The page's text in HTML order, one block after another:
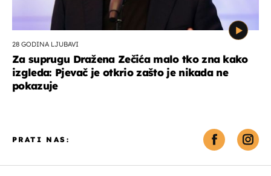
28 GODINA LJUBAVI
Za suprugu Dražena Zečića malo tko zna kako
izgleda: Pjevač je otkrio zašto je nikada ne
pokazuje
PRATI NAS: